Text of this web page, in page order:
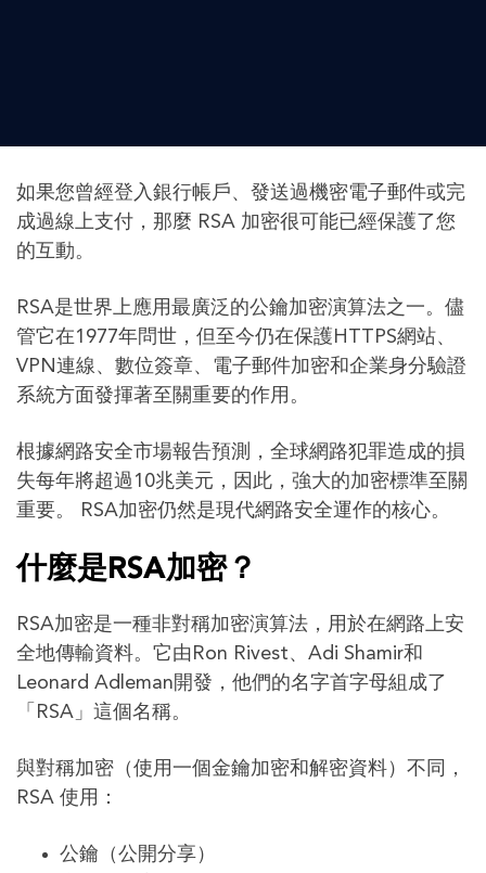
如果您曾經登入銀行帳戶、發送過機密電子郵件或完
成過線上支付，那麼 RSA 加密很可能已經保護了您
的互動。
RSA是世界上應用最廣泛的公鑰加密演算法之一。儘
管它在1977年問世，但至今仍在保護HTTPS網站、
VPN連線、數位簽章、電子郵件加密和企業身分驗證
系統方面發揮著至關重要的作用。
根據網路安全市場報告預測，全球網路犯罪造成的損
失每年將超過10兆美元，因此，強大的加密標準至關
重要。 RSA加密仍然是現代網路安全運作的核心。
什麼是RSA加密？
RSA加密是一種非對稱加密演算法，用於在網路上安
全地傳輸資料。它由Ron Rivest、Adi Shamir和
Leonard Adleman開發，他們的名字首字母組成了
「RSA」這個名稱。
與對稱加密（使用一個金鑰加密和解密資料）不同，
RSA 使用：
公鑰（公開分享）